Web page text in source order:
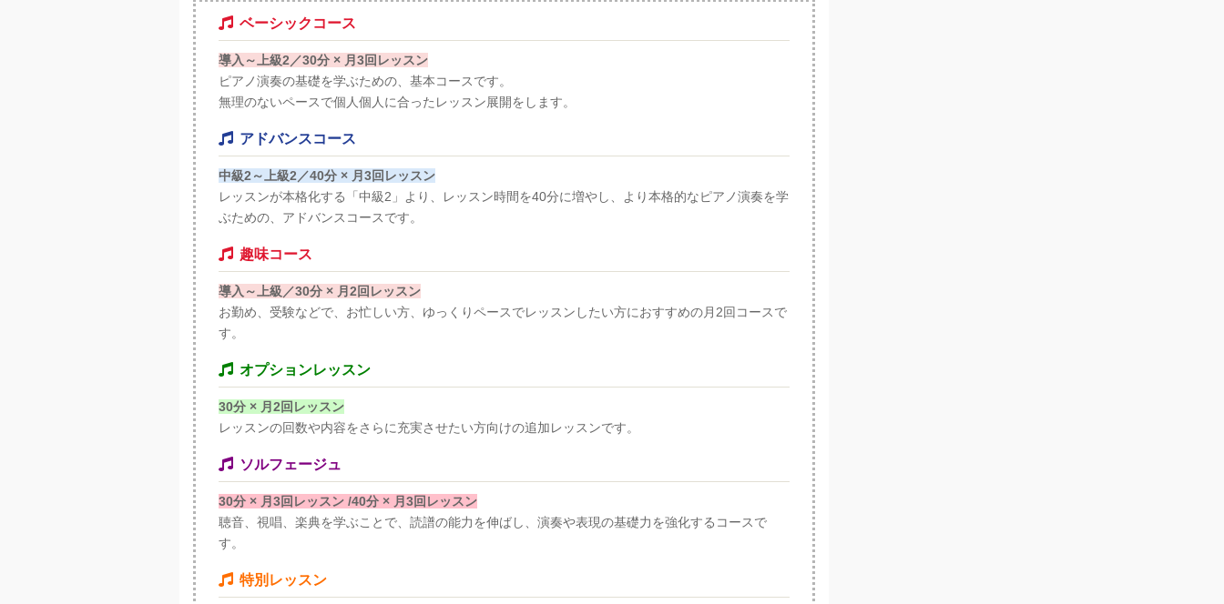
ベーシックコース
導入～上級2／30分 × 月3回レッスン
ピアノ演奏の基礎を学ぶための、基本コースです。
無理のないペースで個人個人に合ったレッスン展開をします。
アドバンスコース
中級2～上級2／40分 × 月3回レッスン
レッスンが本格化する「中級2」より、レッスン時間を40分に増やし、より本格的なピアノ演奏を学
ぶための、アドバンスコースです。
趣味コース
導入～上級／30分 × 月2回レッスン
お勤め、受験などで、お忙しい方、ゆっくりペースでレッスンしたい方におすすめの月2回コースで
す。
オプションレッスン
30分 × 月2回レッスン
レッスンの回数や内容をさらに充実させたい方向けの追加レッスンです。
ソルフェージュ
30分 × 月3回レッスン /40分 × 月3回レッスン
聴音、視唱、楽典を学ぶことで、読譜の能力を伸ばし、演奏や表現の基礎力を強化するコースで
す。
特別レッスン